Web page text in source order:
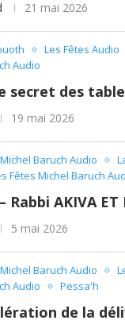
21 mai 2026
Les Fêtes Audio
Audio
secret des
19 mai 2026
Baruch Audio
Fêtes Michel Baruch
Rabbi AKIVA
5 mai 2026
Baruch Audio
Audio
Pessa'h
de la